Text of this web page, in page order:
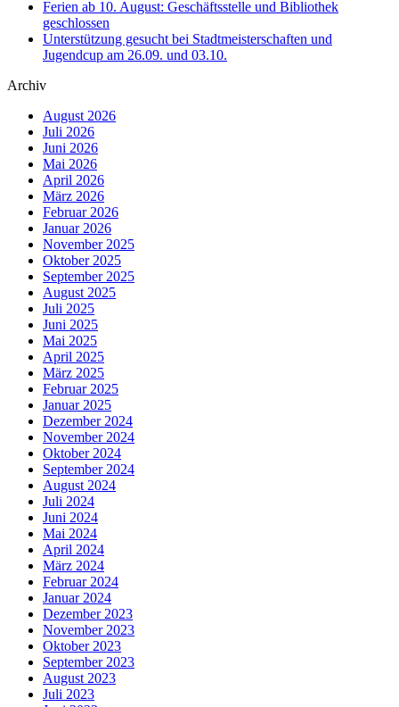
Ferien ab 10. August: Geschäftsstelle und Bibliothek
geschlossen
Unterstützung gesucht bei Stadtmeisterschaften und
Jugendcup am 26.09. und 03.10.
Archiv
August 2026
Juli 2026
Juni 2026
Mai 2026
April 2026
März 2026
Februar 2026
Januar 2026
November 2025
Oktober 2025
September 2025
August 2025
Juli 2025
Juni 2025
Mai 2025
April 2025
März 2025
Februar 2025
Januar 2025
Dezember 2024
November 2024
Oktober 2024
September 2024
August 2024
Juli 2024
Juni 2024
Mai 2024
April 2024
März 2024
Februar 2024
Januar 2024
Dezember 2023
November 2023
Oktober 2023
September 2023
August 2023
Juli 2023